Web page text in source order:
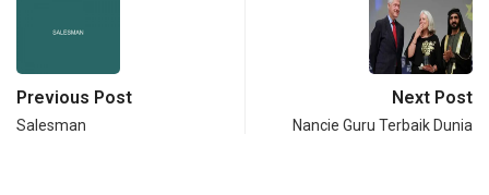
Previous Post
Salesman
Next Post
Nancie Guru Terbaik Dunia